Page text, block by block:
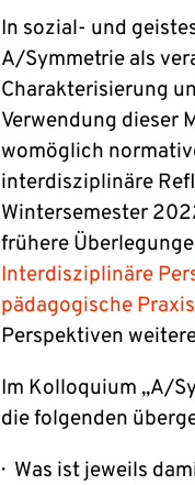
In sozial- und
A/Symmetrie als
Charakterisierung
Verwendung dieser
womöglich
interdisziplinäre
Wintersemester
frühere
Interdisziplinäre
pädagogische
Perspektiven
Im Kolloquium „A/
die folgenden
Was ist jeweils